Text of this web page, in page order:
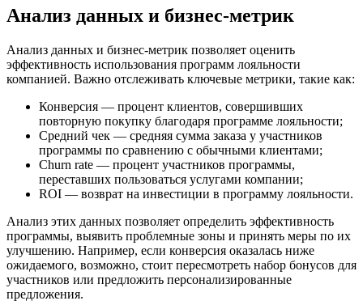
Анализ данных и бизнес-метрик
Анализ данных и бизнес-метрик позволяет оценить
эффективность использования программ лояльности
компанией. Важно отслеживать ключевые метрики, такие как:
Конверсия — процент клиентов, совершивших
повторную покупку благодаря программе лояльности;
Средний чек — средняя сумма заказа у участников
программы по сравнению с обычными клиентами;
Churn rate — процент участников программы,
переставших пользоваться услугами компании;
ROI — возврат на инвестиции в программу лояльности.
Анализ этих данных позволяет определить эффективность
программы, выявить проблемные зоны и принять меры по их
улучшению. Например, если конверсия оказалась ниже
ожидаемого, возможно, стоит пересмотреть набор бонусов для
участников или предложить персонализированные
предложения.